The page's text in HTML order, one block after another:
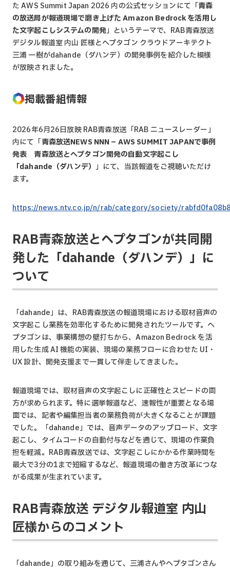
た AWS Summit Japan 2026 内の公式セッションにて「青森
の放送局が報道現場で磨き上げた Amazon Bedrock を活用し
た文字起こしシステムの開発」というテーマで、RAB青森放送
デジタル報道室 内山 匠様とヘプタゴン クラウドアーキテクト
三浦 一樹がdahande（ダハンデ）の開発事例を紹介した模様
が放映されました。
掲載番組情報
2026年6月26日放映 RAB青森放送「RAB ニュースレーダー」
内にて「青森放送NEWS NNN – AWS SUMMIT JAPANで事例
発表 青森放送とヘプタゴン開発の自動文字起こし
「dahande（ダハンデ） 」にて、当該報道をご視聴いただけ
ます。
https://news.ntv.co.jp/n/rab/category/society/
RAB青森放送とヘプタゴンが共同開
発した「dahande（ダハンデ）」に
ついて
「dahande」は、RAB青森放送の報道現場における取材音声の
文字起こし業務を効率化するために開発されたツールです。ヘ
プタゴンは、事業構想の壁打ちから、Amazon Bedrock を活
用した生成 AI 機能の実装、現場の業務フローに合わせた UI・
UX 設計、開発支援まで一貫して伴走してきました。
報道現場では、取材音声の文字起こしに正確性とスピードの両
方が求められます。特に選挙報道など、速報性が重要となる場
面では、記者や編集担当者の業務負荷が大きくなることが課題
でした。「dahande」では、音声データのアップロード、文字
起こし、タイムコードの自動付与などを通じて、現場の作業負
担を軽減。RAB青森放送では、文字起こしにかかる作業時間を
最大で3分の1まで短縮するなど、報道現場の働き方改革につな
がる成果が生まれています。
RAB青森放送 デジタル報道室 内山
匠様からのコメント
「dahande」の取り組みを通じて、三浦さんやヘプタゴンさん